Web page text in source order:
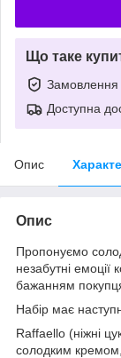
Що таке
Замовлення
Доступна
Опис
Опис
Пропонуємо
незабутні емоції
бажанням
Набір має
Raffaello (ніжні
солодким кремом,